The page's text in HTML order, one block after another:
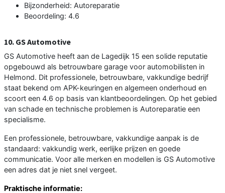
Bijzonderheid: Autoreparatie
Beoordeling: 4.6
10. GS Automotive
GS Automotive heeft aan de Lagedijk 15 een solide reputatie
opgebouwd als betrouwbare garage voor automobilisten in
Helmond. Dit professionele, betrouwbare, vakkundige bedrijf
staat bekend om APK-keuringen en algemeen onderhoud en
scoort een 4.6 op basis van klantbeoordelingen. Op het gebied
van schade en technische problemen is Autoreparatie een
specialisme.
Een professionele, betrouwbare, vakkundige aanpak is de
standaard: vakkundig werk, eerlijke prijzen en goede
communicatie. Voor alle merken en modellen is GS Automotive
een adres dat je niet snel vergeet.
Praktische informatie: